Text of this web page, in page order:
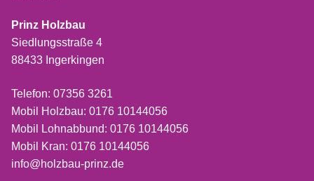
Prinz Holzbau
Siedlungsstraße 4
88433 Ingerkingen
Telefon: 07356 3261
Mobil Holzbau: 0176 10144056
Mobil Lohnabbund: 0176 10144056
Mobil Kran: 0176 10144056
info@holzbau-prinz.de